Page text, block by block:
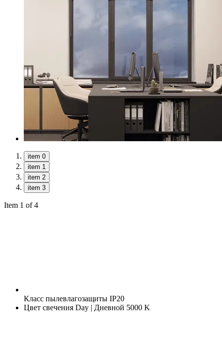
item 0
item 1
item 2
item 3
Item 1 of 4
Класс пылевлагозащиты IP20
Цвет свечения Day | Дневной 5000 K